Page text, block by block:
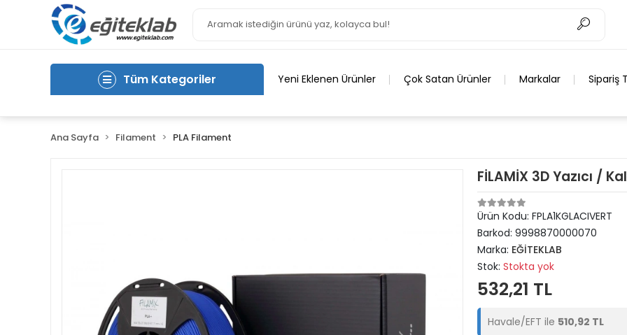
Tüm Kategoriler Yeni Eklenen Ürünler Çok Satan Ürünler Markalar Sipariş
Ana Sayfa Filament PLA Filament
FİLAMİX 3D Yazıcı /
Ürün Kodu: FPLA1KGLACIVERT
Barkod: 9998870000070
Marka: EĞİTEKLAB
Stok: Stokta yok
532,21 TL
Havale/EFT ile 510,92 TL